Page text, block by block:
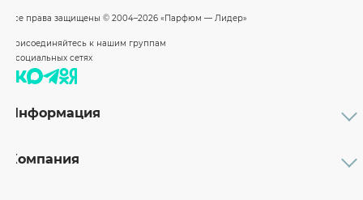
Все права защищены © 2004–2026 «Парфюм — Лидер»
Присоединяйтесь к нашим группам
в социальных сетях
Информация
Бренды
Компания